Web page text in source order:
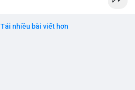
Tải nhiều bài viết hơn